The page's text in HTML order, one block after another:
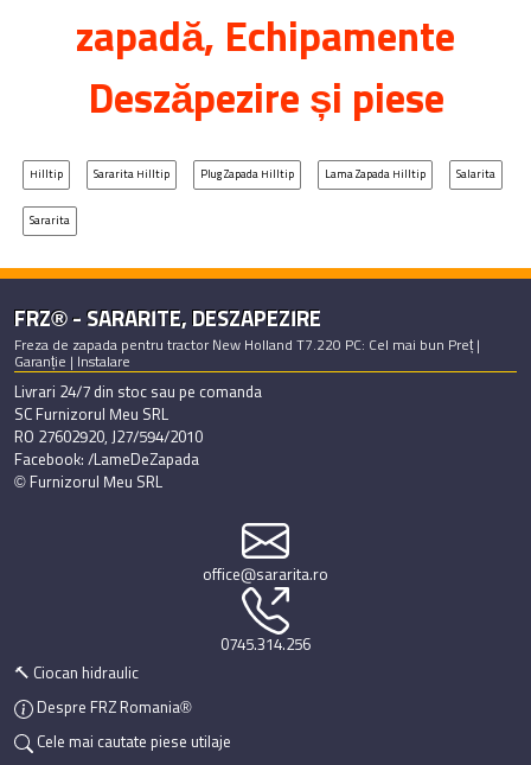
zapadă, Echipamente
Deszăpezire și piese
Hilltip Sararita Hilltip Plug Zapada Hilltip Lama Zapada Hilltip Salarita
Sararita
FRZ® - SARARITE, DESZAPEZIRE
Freza de zapada pentru tractor New Holland T7.220 PC: Cel mai bun Preț |
Garanție | Instalare
Livrari 24/7 din stoc sau pe comanda
SC Furnizorul Meu SRL
RO 27602920, J27/594/2010
Facebook: /LameDeZapada
© Furnizorul Meu SRL
office@sararita.ro
0745.314.256
🔨 Ciocan hidraulic
Despre FRZ Romania®
Cele mai cautate piese utilaje